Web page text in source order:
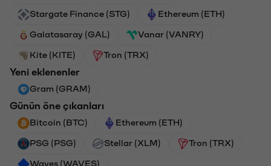
Stargate Finance (STG) Ethereum (ETH)
Galatasaray (GAL) Vanar (VANRY)
Kite (KITE) Tron (TRX)
Yeni eklenenler
Gram (GRAM)
Günün öne çıkanları
Bitcoin (BTC) Ethereum (ETH)
PSG (PSG) Stellar (XLM) Tron (TRX)
Waves (WAVES)